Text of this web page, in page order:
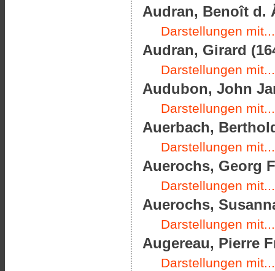
Audran, Benoît d.
Darstellungen mit...
Audran, Girard
Darstellungen mit...
Audubon, John
Darstellungen mit...
Auerbach,
Darstellungen mit...
Auerochs, Georg
Darstellungen mit...
Auerochs,
Darstellungen mit...
Augereau, Pierre
Darstellungen mit...